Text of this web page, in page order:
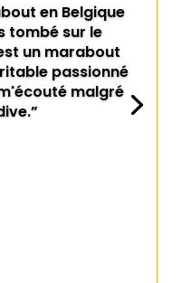
en Belgique
tombé sur le
un marabout
passionné
malgré